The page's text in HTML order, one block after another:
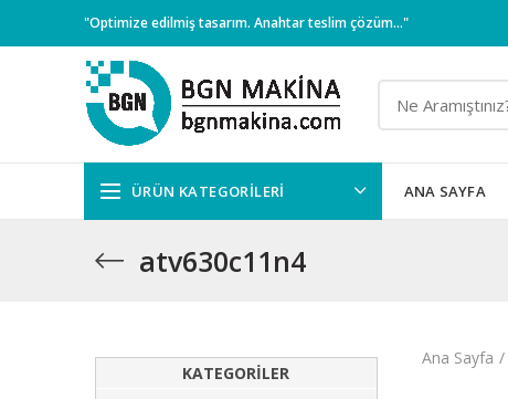
"Optimize edilmiş tasarım. Anahtar teslim çözüm..."
ÜRÜN KATEGORILERI ANA SAYFA
atv630c11n4
KATEGORILER
Ana Sayfa